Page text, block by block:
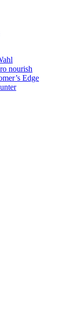
nourish
Edge